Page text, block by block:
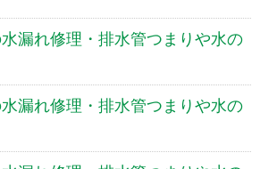
漏れ修理・排水管つまりや水の
漏れ修理・排水管つまりや水の